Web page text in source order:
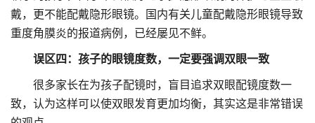
戴，更不能配戴隐形眼镜。国内有关儿童配戴隐形眼镜导致
重度角膜炎的报道病例，已经屡见不鲜。
误区四：孩子的眼镜度数，一定要强调双眼一致
很多家长在为孩子配镜时，盲目追求双眼配镜度数一
致，认为这样可以使双眼发育更加均衡，其实这是非常错误